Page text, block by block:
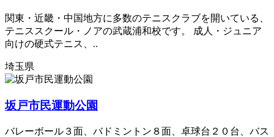
関東・近畿・中国地方に多数のテニスクラブを開いている、
テニススクール・ノアの武蔵浦和校です。 成人・ジュニア
向けの硬式テニス、..
埼玉県
坂戸市民運動公園
バレーボール３面、バドミントン８面、卓球台２０台、バス